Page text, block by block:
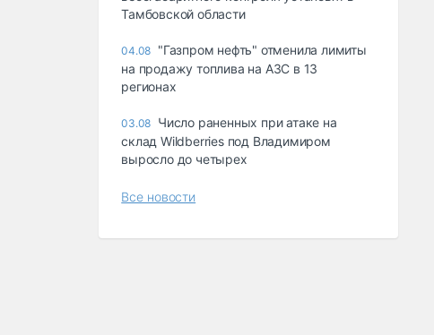
Тамбовской области
04.08 "Газпром нефть" отменила лимиты
на продажу топлива на АЗС в 13
регионах
03.08 Число раненных при атаке на
склад Wildberries под Владимиром
выросло до четырех
Все новости